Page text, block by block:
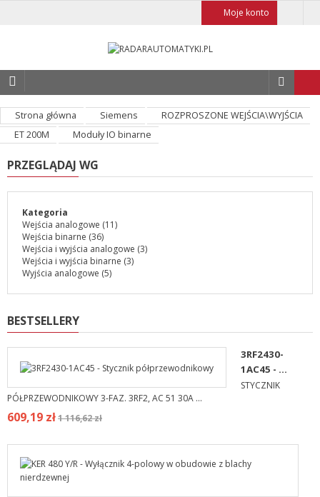
Moje konto
Strona główna Siemens
ROZPROSZONE WEJŚCIA\WYJŚCIA
ET 200M
Moduły IO binarne
PRZEGLĄDAJ WG
Kategoria
Wejścia analogowe (11)
Wejścia binarne (36)
Wejścia i wyjścia analogowe (3)
Wejścia i wyjścia binarne (3)
Wyjścia analogowe (5)
BESTSELLERY
3RF2430-
1AC45 - ...
STYCZNIK
PÓŁPRZEWODNIKOWY 3-FAZ. 3RF2, AC 51 30A ...
609,19 zł1 116,62 zł